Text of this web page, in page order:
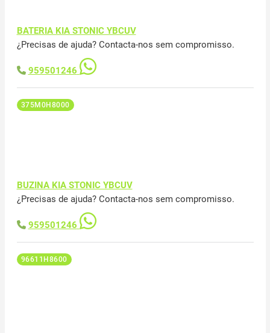
BATERIA KIA STONIC YBCUV
¿Precisas de ajuda? Contacta-nos sem compromisso.
959501246
375M0H8000
BUZINA KIA STONIC YBCUV
¿Precisas de ajuda? Contacta-nos sem compromisso.
959501246
96611H8600